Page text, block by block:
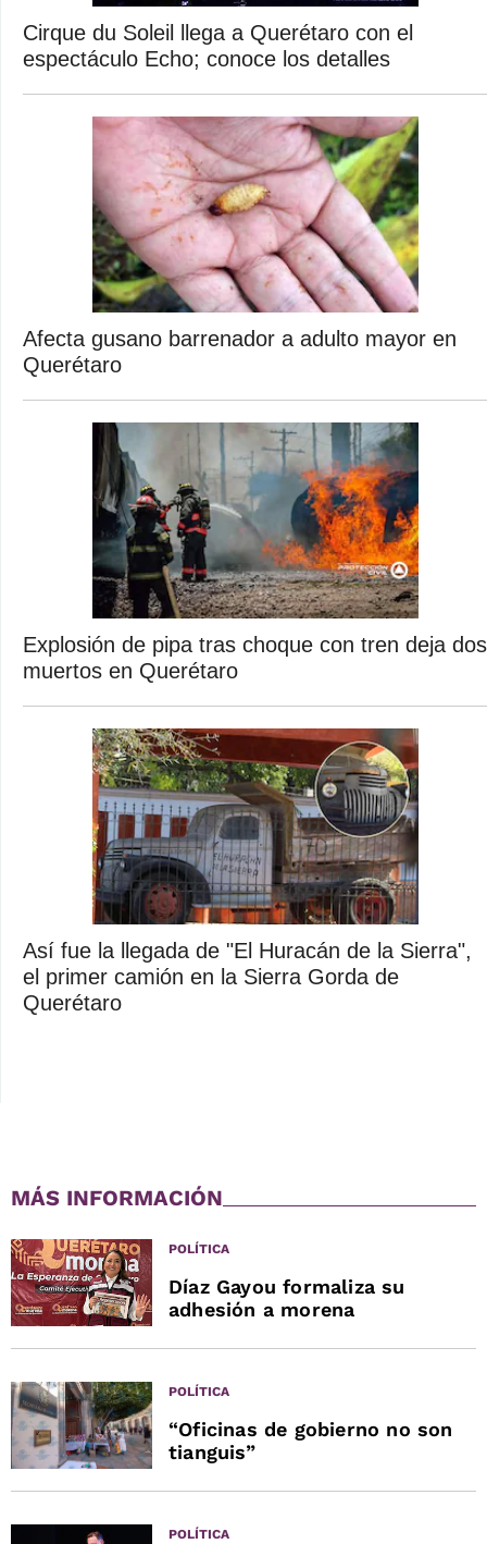
Cirque du Soleil llega a Querétaro con el
espectáculo Echo; conoce los detalles
Afecta gusano barrenador a adulto mayor en
Querétaro
Explosión de pipa tras choque con tren deja dos
muertos en Querétaro
Así fue la llegada de "El Huracán de la Sierra",
el primer camión en la Sierra Gorda de
Querétaro
MÁS INFORMACIÓN
POLÍTICA
Díaz Gayou formaliza su
adhesión a morena
POLÍTICA
“Oficinas de gobierno no son
tianguis”
POLÍTICA